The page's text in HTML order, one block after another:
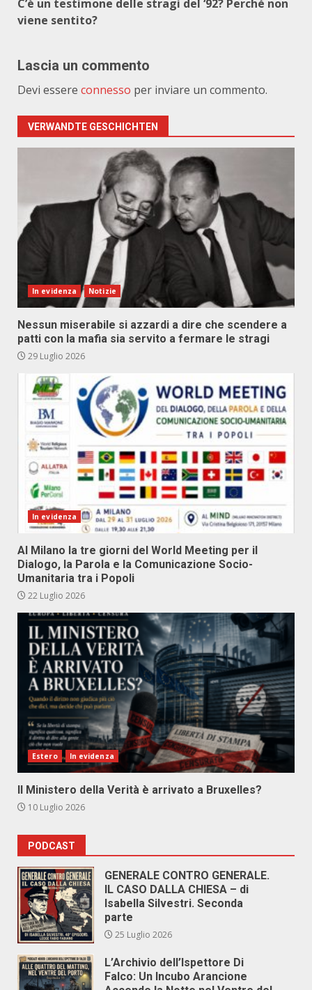
C’è un testimone delle stragi del ‘92? Perché non
viene sentito?
Lascia un commento
Devi essere connesso per inviare un commento.
VERWANDTE GESCHICHTEN
In evidenza Notizie
Nessun miserabile si azzardi a dire che scendere a
patti con la mafia sia servito a fermare le stragi
29 Luglio 2026
In evidenza
Al Milano la tre giorni del World Meeting per il
Dialogo, la Parola e la Comunicazione Socio-
Umanitaria tra i Popoli
22 Luglio 2026
Estero In evidenza
Il Ministero della Verità è arrivato a Bruxelles?
10 Luglio 2026
PODCAST
GENERALE CONTRO GENERALE.
IL CASO DALLA CHIESA – di
Isabella Silvestri. Seconda
parte
25 Luglio 2026
L’Archivio dell’Ispettore Di
Falco: Un Incubo Arancione